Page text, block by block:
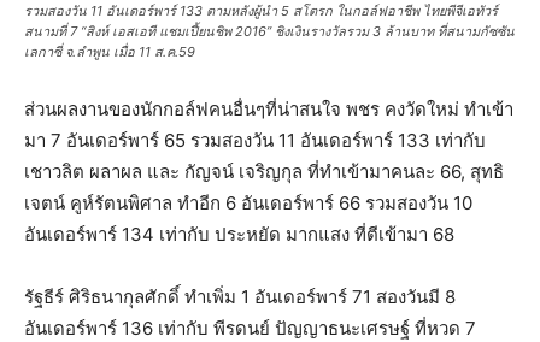
รวมสองวัน 11 อันเดอร์พาร์ 133 ตามหลังผู้นำ 5 สโตรก ในกอล์ฟอาชีพ ไทยพีจีเอทัวร์
สนามที่ 7 “สิงห์ เอสเอที แชมเปี้ยนชิพ 2016” ชิงเงินรางวัลรวม 3 ล้านบาท ที่สนามกัซซัน
เลกาซี่ จ.ลำพูน เมื่อ 11 ส.ค.59
ส่วนผลงานของนักกอล์ฟคนอื่นๆที่น่าสนใจ พชร คงวัดใหม่ ทำเข้า
มา 7 อันเดอร์พาร์ 65 รวมสองวัน 11 อันเดอร์พาร์ 133 เท่ากับ
เชาวลิต ผลาผล และ กัญจน์ เจริญกุล ที่ทำเข้ามาคนละ 66, สุทธิ
เจตน์ คูห์รัตนพิศาล ทำอีก 6 อันเดอร์พาร์ 66 รวมสองวัน 10
อันเดอร์พาร์ 134 เท่ากับ ประหยัด มากแสง ที่ตีเข้ามา 68
รัฐธีร์ ศิริธนากุลศักดิ์ ทำเพิ่ม 1 อันเดอร์พาร์ 71 สองวันมี 8
อันเดอร์พาร์ 136 เท่ากับ พีรดนย์ ปัญญาธนะเศรษฐ์ ที่หวด 7